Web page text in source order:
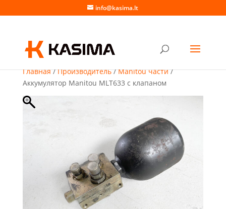
info@kasima.lt
Главная/Производитель/Manitou части/
Аккумулятор Manitou MLT633 с клапаном